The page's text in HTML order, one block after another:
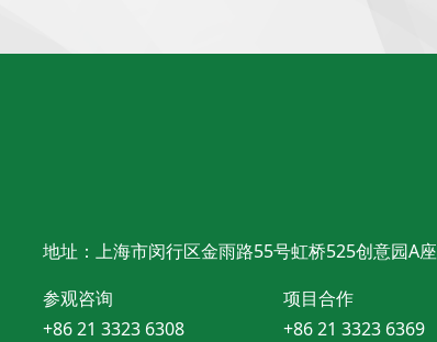
地址：上海市闵行区金雨路55号虹桥525创意园A座
参观咨询
+86 21 3323 6308
项目合作
+86 21 3323 6369